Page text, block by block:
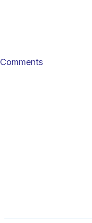
Comments